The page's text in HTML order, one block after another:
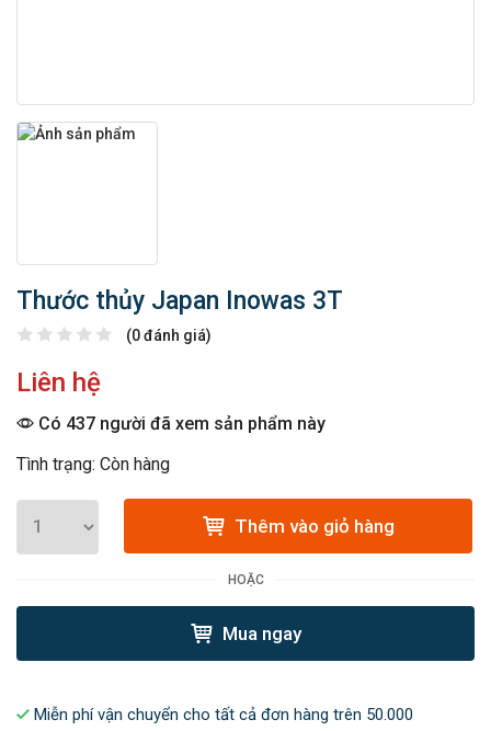
Thước thủy Japan Inowas 3T
(0 đánh giá)
Liên hệ
Có 437 người đã xem sản phẩm này
Tình trạng: Còn hàng
Thêm vào giỏ hàng
HOẶC
Mua ngay
Miễn phí vận chuyển cho tất cả đơn hàng trên 50.000